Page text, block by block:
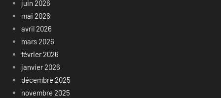
juin 2026
mai 2026
avril 2026
mars 2026
février 2026
janvier 2026
décembre 2025
novembre 2025